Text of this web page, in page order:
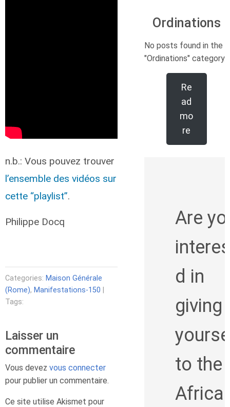
n.b.: Vous pouvez trouver
l’ensemble des vidéos sur
cette “playlist”.
Philippe Docq
Categories: Maison Générale
(Rome), Manifestations-150
Tags:
Laisser un
commentaire
Vous devez vous connecter
pour publier un commentaire.
Ce site utilise Akismet pour
Ordinations
No posts found in the
"Ordinations" category.
Re
ad
mo
re
Are
d in
giving
to the